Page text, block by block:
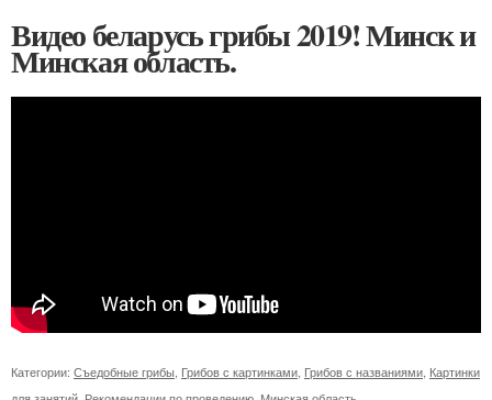
Видео беларусь грибы 2019! Минск и
Минская область.
Категории: Съедобные грибы Грибов с картинками Грибов с названиями Картинки